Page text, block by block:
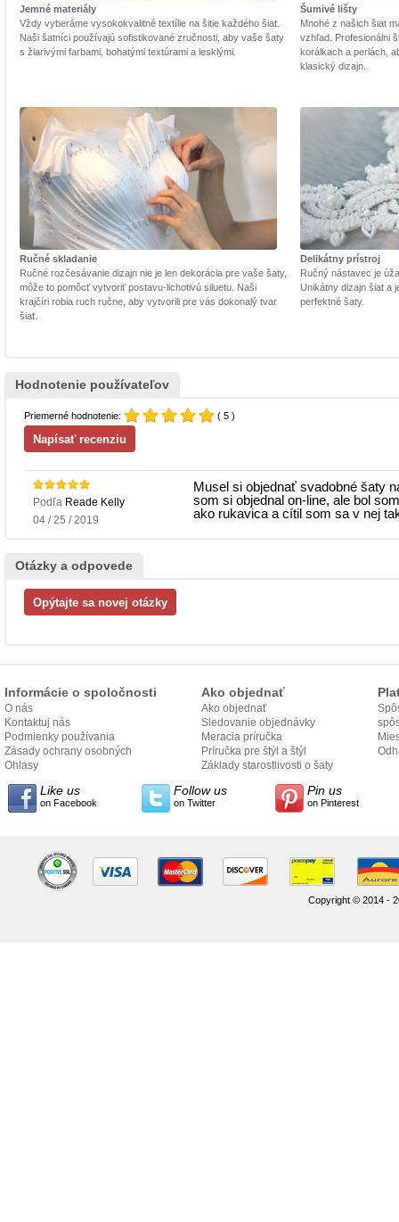
Jemné materiály
Vždy vyberáme vysokokvalitné textílie na šitie každého šiat.
Naši šatníci používajú sofistikované zručnosti, aby vaše šaty
s žiarivými farbami, bohatými textúrami a lesklými.
Šumivé lišty
Mnohé z našich šiat
vzhľad. Profesionálni
korálkach a perlách,
klasický dizajn.
Ručné skladanie
Ručné rozčesávanie dizajn nie je len dekorácia pre vaše šaty,
môže to pomôcť vytvoriť postavu-lichotivú siluetu. Naši
krajčíri robia ruch ručne, aby vytvorili pre vás dokonalý tvar
šiat.
Delikátny prístroj
Ručný nástavec je
Unikátny dizajn šiat a
perfektné šaty.
Hodnotenie používateľov
Priemerné hodnotenie: ( 5 )
Podľa Reade Kelly
04 / 25 / 2019
Musel si objednať svadobné šaty
som si objednal on-line, ale bol
ako rukavica a cítil som sa v nej
Otázky a odpovede
Informácie o spoločnosti
O nás
Kontaktuj nás
Podmienky používania
Zásady ochrany osobných
údajov
Ohlasy
Ako objednať
Ako objednať
Sledovanie objednávky
Meracia príručka
Príručka pre štýl a štýl
Základy starostlivosti o šaty
Like us
on Facebook
Follow us
on Twitter
Pin us
on Pinterest
Copyright © 2014 -